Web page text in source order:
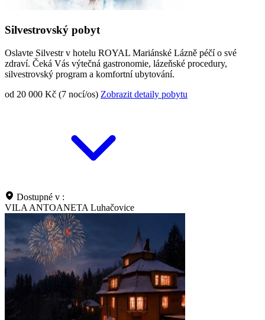
Silvestrovský pobyt
Oslavte Silvestr v hotelu ROYAL Mariánské Lázně péčí o své
zdraví. Čeká Vás výtečná gastronomie, lázeňské procedury,
silvestrovský program a komfortní ubytování.
od 20 000 Kč (7 nocí/os) Zobrazit detaily pobytu
Dostupné v :
VILA ANTOANETA Luhačovice